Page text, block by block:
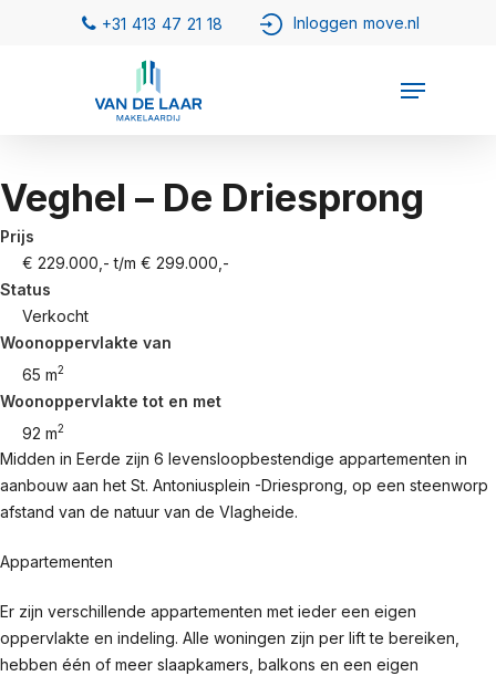
Veghel – De Driesprong
Prijs
€ 229.000,- t/m € 299.000,-
Status
Verkocht
Woonoppervlakte van
65 m2
Woonoppervlakte tot en met
92 m2
Midden in Eerde zijn 6 levensloopbestendige appartementen in
aanbouw aan het St. Antoniusplein -Driesprong, op een steenworp
afstand van de natuur van de Vlagheide.
Appartementen
Er zijn verschillende appartementen met ieder een eigen
oppervlakte en indeling. Alle woningen zijn per lift te bereiken,
hebben één of meer slaapkamers, balkons en een eigen